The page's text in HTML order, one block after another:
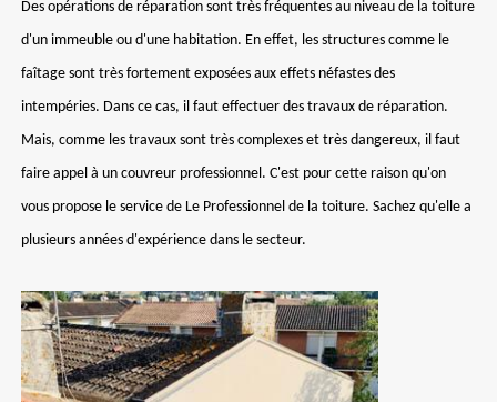
Des opérations de réparation sont très fréquentes au niveau de la toiture
d'un immeuble ou d'une habitation. En effet, les structures comme le
faîtage sont très fortement exposées aux effets néfastes des
intempéries. Dans ce cas, il faut effectuer des travaux de réparation.
Mais, comme les travaux sont très complexes et très dangereux, il faut
faire appel à un couvreur professionnel. C'est pour cette raison qu'on
vous propose le service de Le Professionnel de la toiture. Sachez qu'elle a
plusieurs années d'expérience dans le secteur.